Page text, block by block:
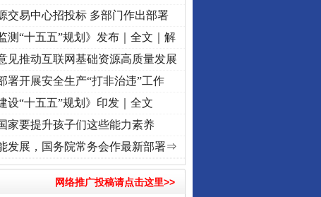
征程丨“转折之城”激荡..·[视频]牢记初心使命 奋进复兴征程丨红船起航处 潮起..
交易中心招投标 多部门作出部署
测“十五五”规划》发布｜全文｜解
见推动互联网基础资源高质量发展
署开展安全生产“打非治违”工作
设“十五五”规划》印发｜全文
家要提升孩子们这些能力素养
发展，国务院常务会作最新部署⇒
网络推广投稿请点击这里>>